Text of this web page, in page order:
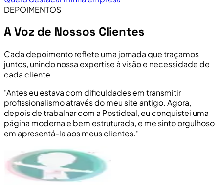
DEPOIMENTOS
A Voz de Nossos Clientes
Cada depoimento reflete uma jornada que traçamos
juntos, unindo nossa expertise à visão e necessidade de
cada cliente.
"Antes eu estava com dificuldades em transmitir
profissionalismo através do meu site antigo. Agora,
depois de trabalhar com a Postideal, eu conquistei uma
página moderna e bem estruturada, e me sinto orgulhoso
em apresentá-la aos meus clientes."